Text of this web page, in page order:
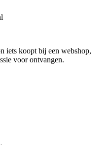
iets koopt bij een webshop,
voor ontvangen.